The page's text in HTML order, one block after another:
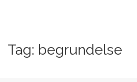
i
n
p
Tag: begrundelse